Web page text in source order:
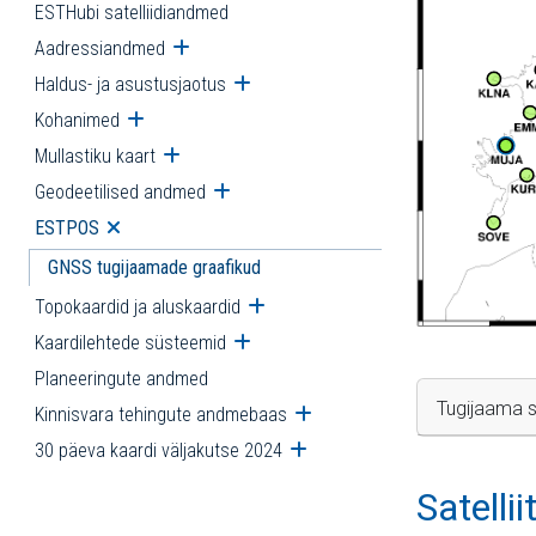
ESTHubi satelliidiandmed
Aadressiandmed Ava alammenüü
Haldus- ja asustusjaotus Ava alammenüü
Kohanimed Ava alammenüü
Mullastiku kaart Ava alammenüü
Geodeetilised andmed Ava alammenüü
ESTPOS Ava alammenüü
GNSS tugijaamade graafikud
Topokaardid ja aluskaardid Ava alammenüü
Kaardilehtede süsteemid Ava alammenüü
Planeeringute andmed
Kinnisvara tehingute andmebaas Ava alammenüü
30 päeva kaardi väljakutse 2024 Ava alammenüü
Tugijaama